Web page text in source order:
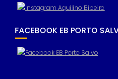
FACEBOOK EB PORTO